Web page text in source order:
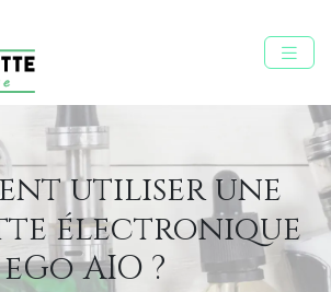
utiliser une
électronique
eGo AIO ?